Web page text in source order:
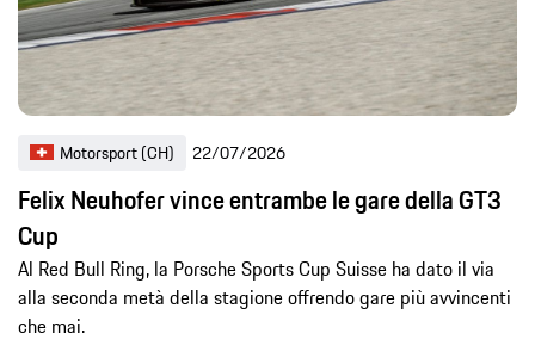
Motorsport (CH) 22/07/2026
Felix Neuhofer vince entrambe le gare della GT3
Cup
Al Red Bull Ring, la Porsche Sports Cup Suisse ha dato il via
alla seconda metà della stagione offrendo gare più avvincenti
che mai.